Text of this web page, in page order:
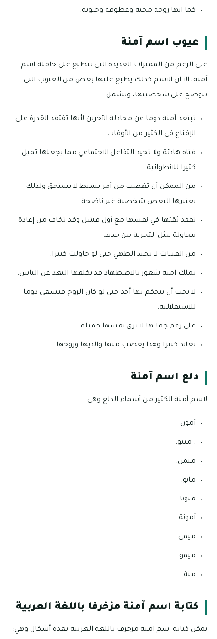
كما انها زوجة محبة وعطوفة وحنونة.
عيوب اسم آمنة
على الرغم من المميزات العديدة التي تنطبع على حاملة اسم
آمنة، الا ان الاسم كذلك يطبع عليها بعض من العيوب التي
تتوضح على شخصيتها، وتشمل:
تبتعد آمنة دوما عن مجادلة الآخرين لأنها تفتقد القدرة على
الإقناع في الكثير من الأوقات.
فتاه هادئة ولا تجيد التفاعل الاجتماعي مما يجعلها تميل
كثيرا للانطوائية.
من الممكن أن تغضب من أمر بسيط لا يستحق ولذلك
يعتبرها البعض شخصية غير ناضجة.
تفقد ثقتها في نفسها مع أول فشل وقد تخاف من إعادة
محاولة مثل التجربة من جديد.
من الفتيات لا تجيد الطهي حتى لو حاولت كثيرا.
تملك امنة شعور بالاضطهاد قد يكلفها البعد عن الناس.
لا تحب أن يتحكم بها أحد حتى لو كان الزوج فتسعى دوما
للاستقلالية.
على رغم جمالها لا ترى نفسها جميلة.
تعاند كثيرا وهذا يغضب منها والديها وزوجها.
دلع اسم آمنة
لاسم آمنة الكثير من أسماء الدلع وهي:
أمون
. مينو.
منمن.
مانو.
منونا.
أمونة.
ميمي.
ميمو.
منة.
كتابة اسم آمنة مزخرفا باللغة العربية
يمكن كتابة اسم امنة مزخرف باللغة العربية بعدة أشكال وهي: